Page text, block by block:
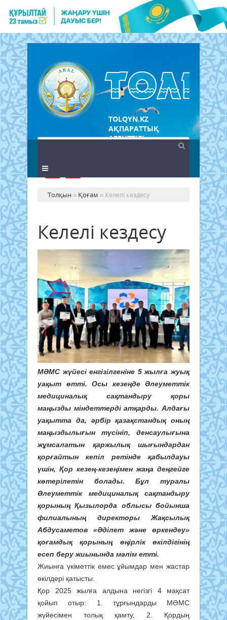
TOLQYN.KZ
АҚПАРАТТЫҚ
АГЕНТТІГІ
Толқын » Қоғам » Келелі кездесу
Келелі кездесу
МӘМС жүйесі енгізілгеніне 5 жылға жуық
уақыт өтті. Осы кезеңде Әлеуметтік
медициналық сақтандыру қоры
маңызды міндеттерді атқарды. Алдағы
уақытта да, әрбір қазақстандық оның
маңыздылығын түсініп, денсаулығына
жұмсалатын қаржылық шығындардан
қорғайтын кепіл ретінде қабылдауы
үшін, Қор кезең-кезеңімен жаңа деңгейге
көтерілетін болады. Бұл туралы
Әлеуметтік медициналық сақтандыру
қорының Қызылорда облысы бойынша
филиалының директоры Жақсылық
Абдусаметов «Әділет және өркендеу»
қоғамдық қорының өңірлік өкілдігінің
есеп беру жиынында мәлім етті.
Жиынға үкіметтік емес ұйымдар мен жастар
өкілдері қатысты.
Қор 2025 жылға алдына негізгі 4 мақсат
қойып отыр: 1. тұрғындарды МӘМС
жүйесімен толық қамту, 2. Қордың